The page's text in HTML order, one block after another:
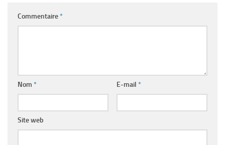
Commentaire*
Nom * E-mail *
Site web